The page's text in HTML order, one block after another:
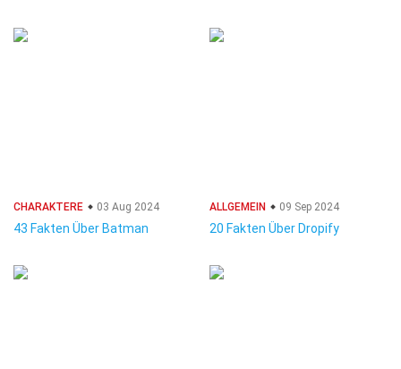
CHARAKTERE 03 Aug 2024
43 Fakten Über Batman
ALLGEMEIN 09 Sep 2024
20 Fakten Über Dropify